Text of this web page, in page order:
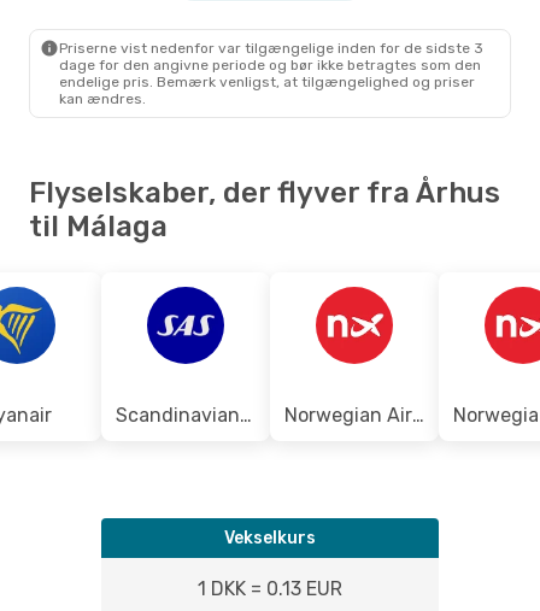
Priserne vist nedenfor var tilgængelige inden for de sidste 3
dage for den angivne periode og bør ikke betragtes som den
endelige pris. Bemærk venligst, at tilgængelighed og priser
kan ændres.
Flyselskaber, der flyver fra Århus
til Málaga
Scandinavian Airlines Norwegian Air Sweden
Vekselkurs
1 DKK = 0.13 EUR